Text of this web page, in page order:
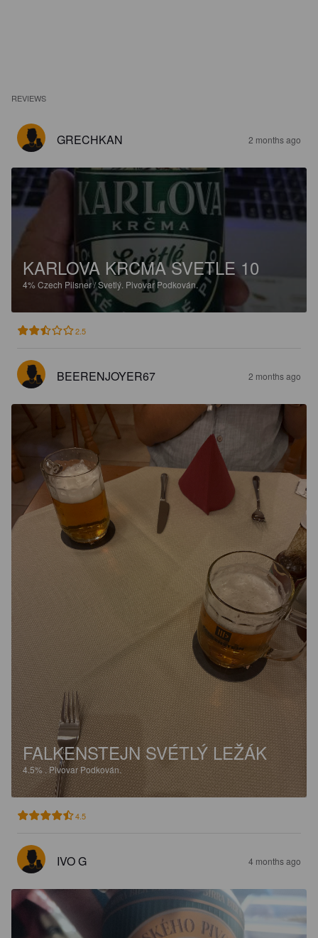
REVIEWS
GRECHKAN 2 months ago
KARLOVA KRCMA SVETLE 10
4%Czech Pilsner / Svetlý. Pivovar Podkován.
2.5
BEERENJOYER67 2 months ago
FALKENSTEJN SVÉTLÝ LEŽÁK
4.5% .Pivovar Podkován.
4.5
IVO G 4 months ago